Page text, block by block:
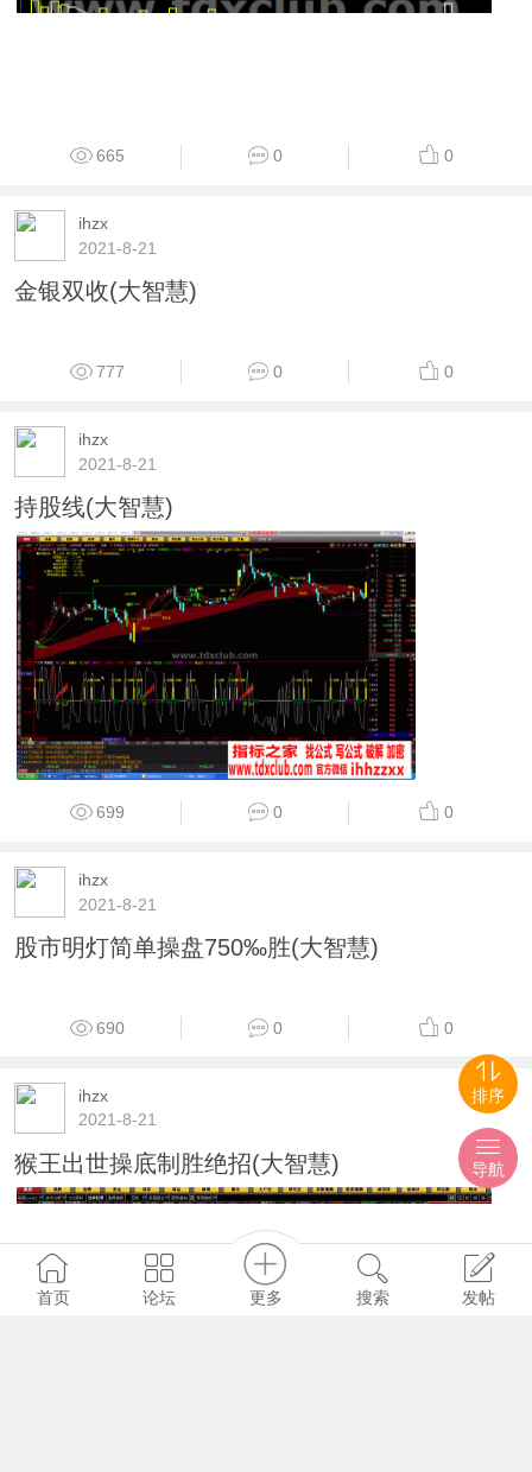
665 0 0
ihzx
2021-8-21
金银双收(大智慧)
777 0 0
ihzx
2021-8-21
持股线(大智慧)
699 0 0
ihzx
2021-8-21
股市明灯简单操盘750‰胜(大智慧)
690 0 0
ihzx
2021-8-21
猴王出世操底制胜绝招(大智慧)
首页 论坛 更多 搜索 发帖
排序
导航